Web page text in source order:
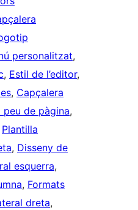
personalitzat
, Estil de l’editor
, Capçalera
peu de pàgina
Plantilla
, Disseny de
esquerra
, Formats
dreta